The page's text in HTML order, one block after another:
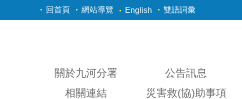
跳到主要內容區塊
回首頁 網站導覽 English 雙語詞彙
關於九河分署 公告訊息
相關連結
災害救(協)助事項